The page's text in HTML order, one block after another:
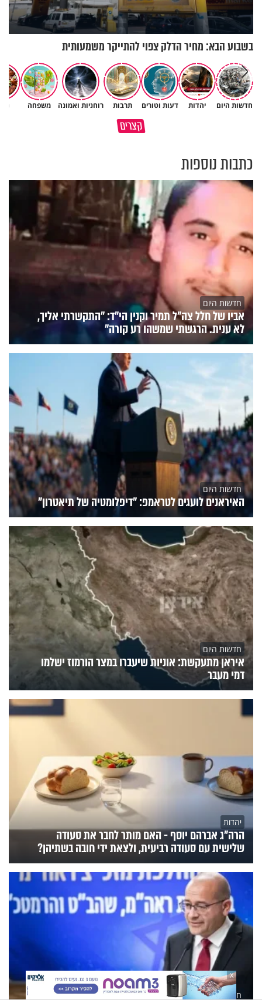
בשבוע הבא: מחיר הדלק צפוי להתייקר משמעותית
חדשות היום יהדות דעות וטורים תרבות רוחניות ואמונה משפחה
קצרים
כל מה שנשבר יכול להיבנות מחדש
גם השולחן שבת שאתם מסדרים
כתבות נוספות
חדשות היום
אביו של חלל צה"ל תמיר וקנין הי"ד: "התקשרתי אליך,
לא ענית. הרגשתי שמשהו רע קורה"
חדשות היום
האיראנים לועגים לטראמפ: "דיפלומטיה של תיאטרון"
חדשות היום
איראן מתעקשת: אוניות שיעברו במצר הורמוז ישלמו
דמי מעבר
יהדות
הרה"ג אברהם יוסף - האם מותר לחבר את סעודה
שלישית עם סעודה רביעית, ולצאת ידי חובה בשתיהן?
חדשות היום
X